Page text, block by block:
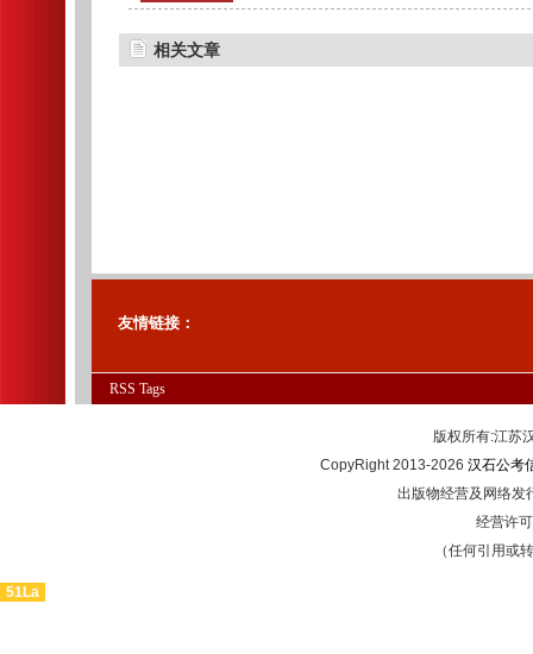
相关文章
友情链接：
RSS Tags
版权所有:江
CopyRight 2013-2026 汉石公考
出版物经营及网络发
经营许
（任何引用或
51La